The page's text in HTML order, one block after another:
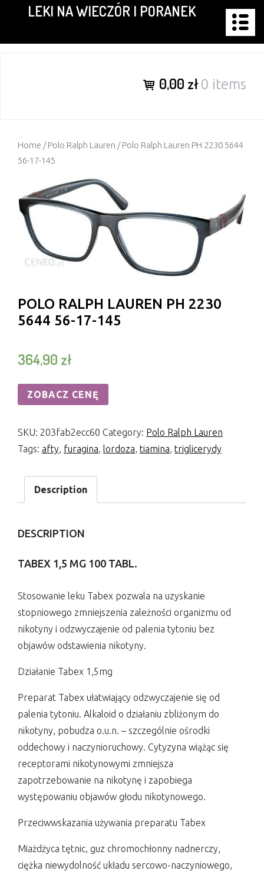
content
LEKI NA WIECZÓR I PORANEK
0,00 zł0 items
Home /Polo Ralph Lauren / Polo Ralph Lauren PH 2230 5644
56-17-145
POLO RALPH LAUREN PH 2230
5644 56-17-145
364,90 zł
ZOBACZ CENĘ
SKU: 203fab2ecc60 Category: Polo Ralph Lauren
Tags: afty, furagina, lordoza, tiamina, triglicerydy
Description
DESCRIPTION
TABEX 1,5 MG 100 TABL.
Stosowanie leku Tabex pozwala na uzyskanie
stopniowego zmniejszenia zależności organizmu od
nikotyny i odzwyczajenie od palenia tytoniu bez
objawów odstawienia nikotyny.
Działanie Tabex 1,5mg
Preparat Tabex ułatwiający odzwyczajenie się od
palenia tytoniu. Alkaloid o działaniu zbliżonym do
nikotyny, pobudza o.u.n. – szczególnie ośrodki
oddechowy i naczynioruchowy. Cytyzyna wiążąc się
receptorami nikotynowymi zmniejsza
zapotrzebowanie na nikotynę i zapobiega
występowaniu objawów głodu nikotynowego.
Przeciwwskazania używania preparatu Tabex
Miażdżyca tętnic, guz chromochłonny nadnerczy,
ciężka niewydolność układu sercowo-naczyniowego,